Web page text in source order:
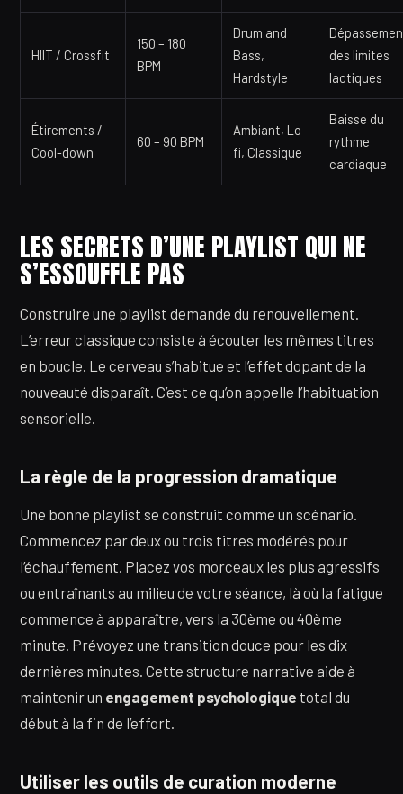
HIIT / Crossfit
150 – 180
BPM
Drum and
Bass,
Hardstyle
des limites
lactiques
Étirements /
Cool-down
60 – 90 BPM
Ambiant, Lo-
fi, Classique
Baisse du
rythme
cardiaque
LES SECRETS D’UNE PLAYLIST QUI NE
S’ESSOUFFLE PAS
Construire une playlist demande du renouvellement.
L’erreur classique consiste à écouter les mêmes titres
en boucle. Le cerveau s’habitue et l’effet dopant de la
nouveauté disparaît. C’est ce qu’on appelle l’habituation
sensorielle.
La règle de la progression dramatique
Une bonne playlist se construit comme un scénario.
Commencez par deux ou trois titres modérés pour
l’échauffement. Placez vos morceaux les plus agressifs
ou entraînants au milieu de votre séance, là où la fatigue
commence à apparaître, vers la 30ème ou 40ème
minute. Prévoyez une transition douce pour les dix
dernières minutes. Cette structure narrative aide à
maintenir un engagement psychologique total du
début à la fin de l’effort.
Utiliser les outils de curation moderne